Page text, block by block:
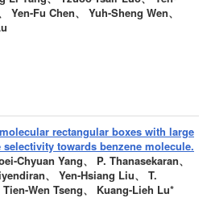
Fu Chen、 Yuh-Sheng Wen、
rectangular boxes with large
towards benzene molecule.
Chyuan Yang、 P. Thanasekaran、
、 Yen-Hsiang Liu、 T.
Wen Tseng、 Kuang-Lieh Lu*